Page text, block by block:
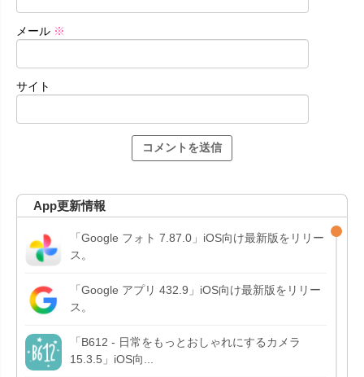
メール ※
サイト
App更新情報
「Google フォト 7.87.0」iOS向け最新版をリリー
ス。
「Google アプリ 432.9」iOS向け最新版をリリー
ス。
「B612 - 日常をもっとおしゃれにするカメラ
15.3.5」iOS向...